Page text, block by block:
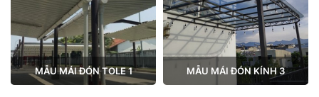
MẪU MÁI ĐÓN TOLE 1 MẪU MÁI ĐÓN KÍNH 3